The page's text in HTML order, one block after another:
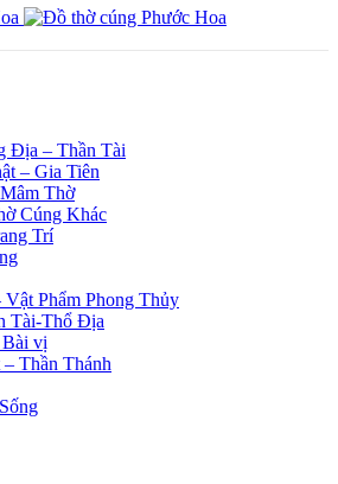
Địa – Thần Tài
– Gia Tiên
Thờ
Cúng Khác
Trí
Vật Phẩm Phong Thủy
Tài-Thổ Địa
Bài vị
Thần Thánh